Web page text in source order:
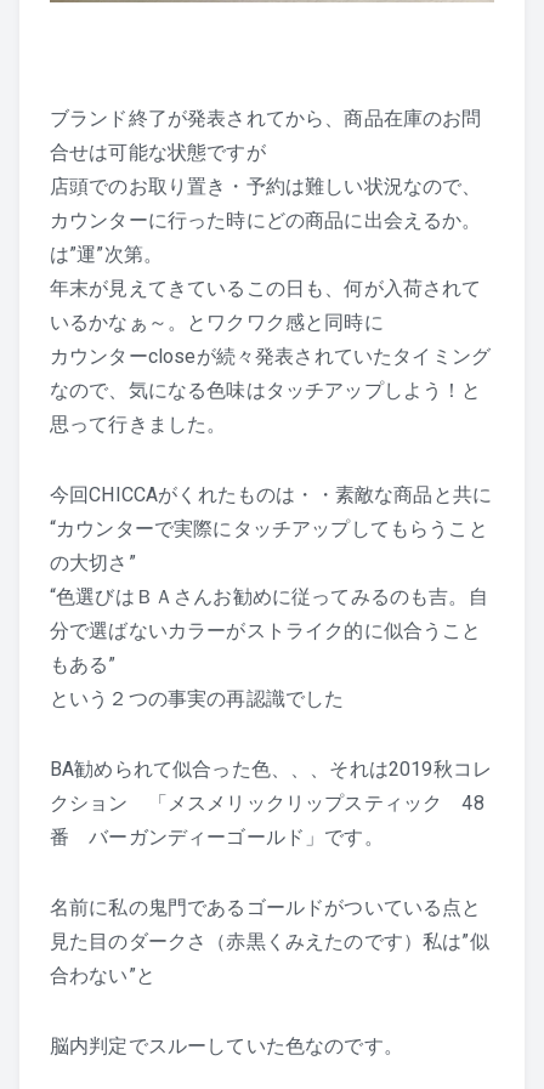
ブランド終了が発表されてから、商品在庫のお問
合せは可能な状態ですが
店頭でのお取り置き・予約は難しい状況なので、
カウンターに行った時にどの商品に出会えるか。
は”運”次第。
年末が見えてきているこの日も、何が入荷されて
いるかなぁ～。とワクワク感と同時に
カウンターcloseが続々発表されていたタイミング
なので、気になる色味はタッチアップしよう！と
思って行きました。
今回CHICCAがくれたものは・・素敵な商品と共に
“カウンターで実際にタッチアップしてもらうこと
の大切さ”
“色選びはＢＡさんお勧めに従ってみるのも吉。自
分で選ばないカラーがストライク的に似合うこと
もある”
という２つの事実の再認識でした
BA勧められて似合った色、、、それは2019秋コレ
クション 「メスメリックリップスティック 48
番 バーガンディーゴールド」です。
名前に私の鬼門であるゴールドがついている点と
見た目のダークさ（赤黒くみえたのです）私は”似
合わない”と
脳内判定でスルーしていた色なのです。